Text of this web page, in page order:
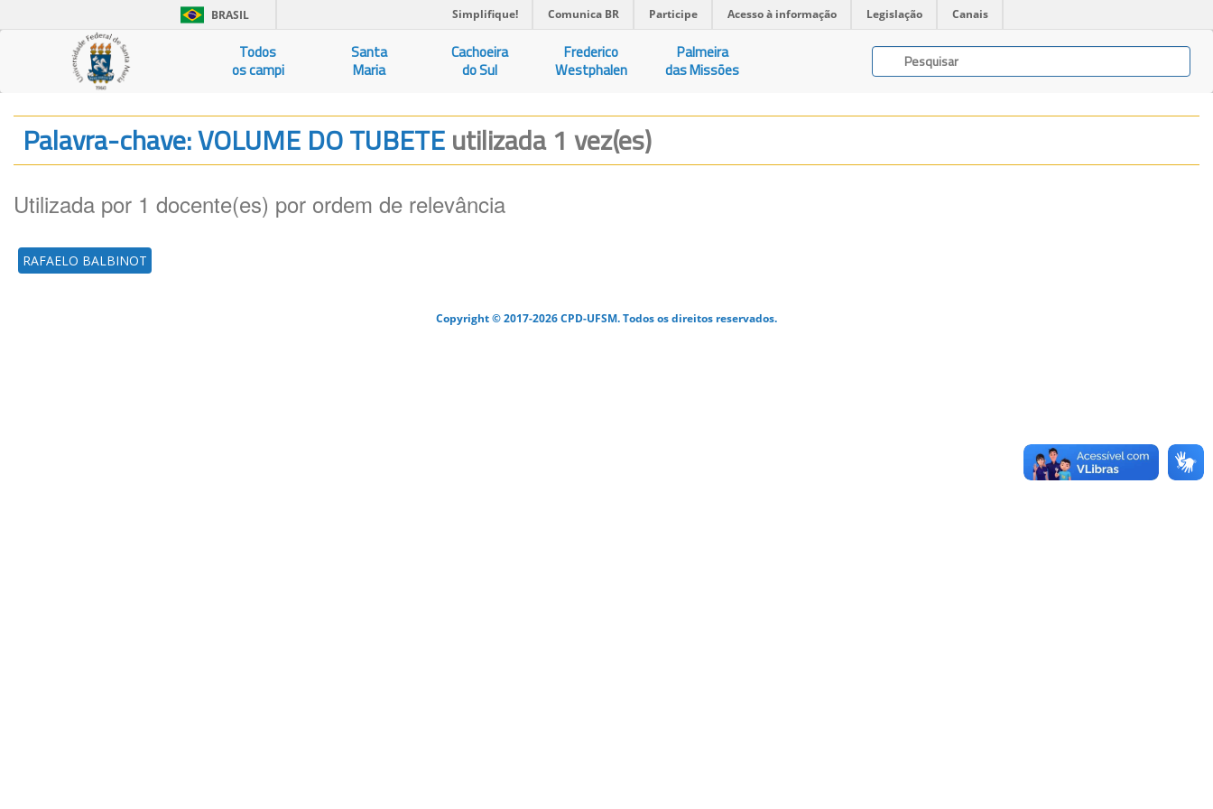
BRASIL Simplifique! Comunica BR Participe Acesso à informação Legislação Canais
Todos
os campi
Santa
Maria
Cachoeira
do Sul
Frederico
Westphalen
Palmeira
das Missões
Palavra-chave: VOLUME DO TUBETEutilizada 1 vez(es)
Utilizada por 1 docente(es) por ordem de relevância
RAFAELO BALBINOT
Copyright © 2017-2026 CPD-UFSM. Todos os direitos reservados.